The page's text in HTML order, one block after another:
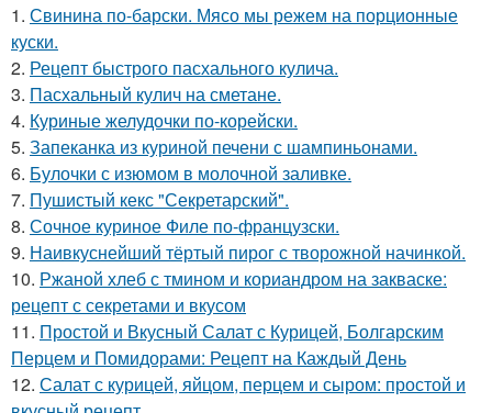
1. Свинина по-барски. Мясо мы режем на порционные
куски.
2. Рецепт быстрого пасхального кулича.
3. Пасхальный кулич на сметане.
4. Куриные желудочки по-корейски.
5. Запеканка из куриной печени с шампиньонами.
6. Булочки с изюмом в молочной заливке.
7. Пушистый кекс "Секретарский".
8. Сочное куриное Филе по-французски.
9. Наивкуснейший тёртый пирог с творожной начинкой.
10. Ржаной хлеб с тмином и кориандром на закваске:
рецепт с секретами и вкусом
11. Простой и Вкусный Салат с Курицей, Болгарским
Перцем и Помидорами: Рецепт на Каждый День
12. Салат с курицей, яйцом, перцем и сыром: простой и